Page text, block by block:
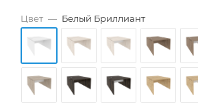
Цвет — Белый Бриллиант